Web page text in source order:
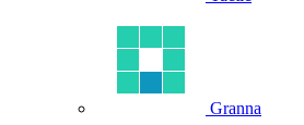
Granna